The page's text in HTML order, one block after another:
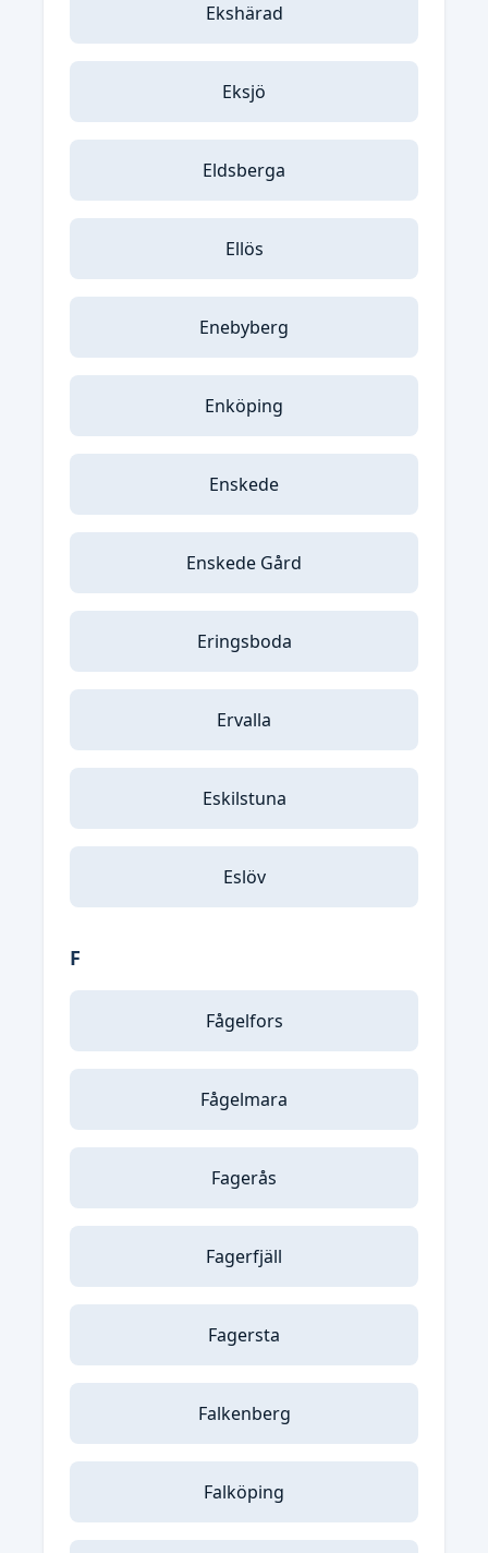
Ekshärad
Eksjö
Eldsberga
Ellös
Enebyberg
Enköping
Enskede
Enskede Gård
Eringsboda
Ervalla
Eskilstuna
Eslöv
F
Fågelfors
Fågelmara
Fagerås
Fagerfjäll
Fagersta
Falkenberg
Falköping